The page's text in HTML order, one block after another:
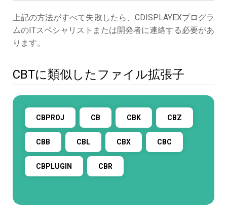
上記の方法がすべて失敗したら、CDISPLAYEXプログラ
ムのITスペシャリストまたは開発者に連絡する必要があ
ります。
CBTに類似したファイル拡張子
CBPROJ CB CBK CBZ
CBB CBL CBX CBC
CBPLUGIN CBR